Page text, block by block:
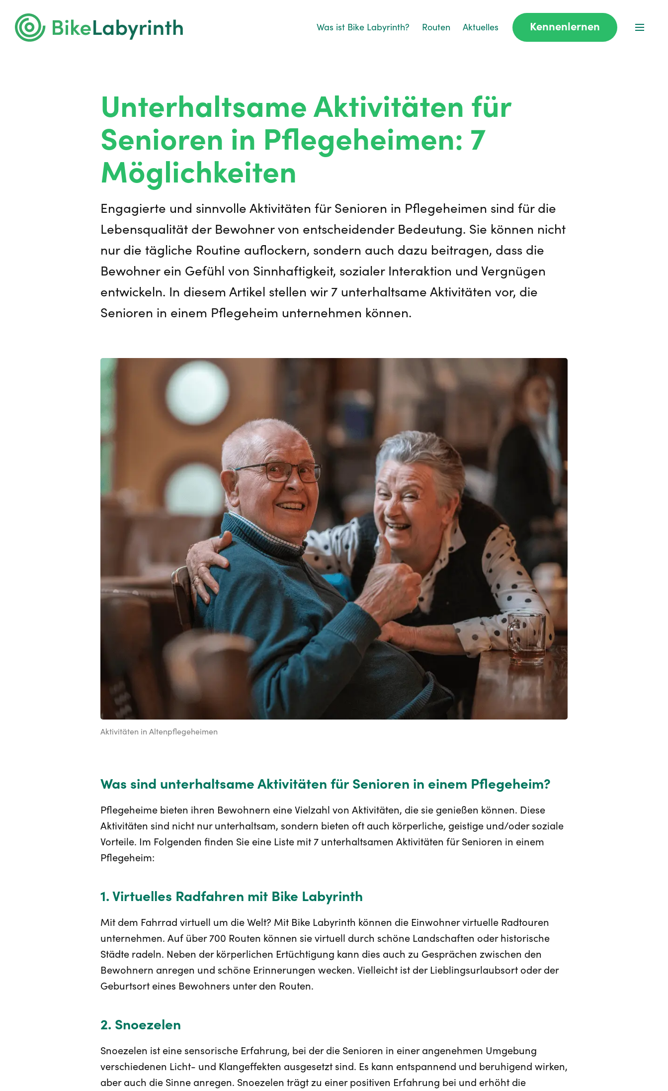
Was ist Bike Labyrinth? Routen Aktuelles Kennenlernen
Unterhaltsame Aktivitäten für
Senioren in Pflegeheimen: 7
Möglichkeiten
Engagierte und sinnvolle Aktivitäten für Senioren in Pflegeheimen sind für die
Lebensqualität der Bewohner von entscheidender Bedeutung. Sie können nicht
nur die tägliche Routine auflockern, sondern auch dazu beitragen, dass die
Bewohner ein Gefühl von Sinnhaftigkeit, sozialer Interaktion und Vergnügen
entwickeln. In diesem Artikel stellen wir 7 unterhaltsame Aktivitäten vor, die
Senioren in einem Pflegeheim unternehmen können.
Aktivitäten in Altenpflegeheimen
Was sind unterhaltsame Aktivitäten für Senioren in einem Pflegeheim?
Pflegeheime bieten ihren Bewohnern eine Vielzahl von Aktivitäten, die sie genießen können. Diese
Aktivitäten sind nicht nur unterhaltsam, sondern bieten oft auch körperliche, geistige und/oder soziale
Vorteile. Im Folgenden finden Sie eine Liste mit 7 unterhaltsamen Aktivitäten für Senioren in einem
Pflegeheim:
1. Virtuelles Radfahren mit Bike Labyrinth
Mit dem Fahrrad virtuell um die Welt? Mit Bike Labyrinth können die Einwohner virtuelle Radtouren
unternehmen. Auf über 700 Routen können sie virtuell durch schöne Landschaften oder historische
Städte radeln. Neben der körperlichen Ertüchtigung kann dies auch zu Gesprächen zwischen den
Bewohnern anregen und schöne Erinnerungen wecken. Vielleicht ist der Lieblingsurlaubsort oder der
Geburtsort eines Bewohners unter den Routen.
2. Snoezelen
Snoezelen ist eine sensorische Erfahrung, bei der die Senioren in einer angenehmen Umgebung
verschiedenen Licht- und Klangeffekten ausgesetzt sind. Es kann entspannend und beruhigend wirken,
aber auch die Sinne anregen. Snoezelen trägt zu einer positiven Erfahrung bei und erhöht die